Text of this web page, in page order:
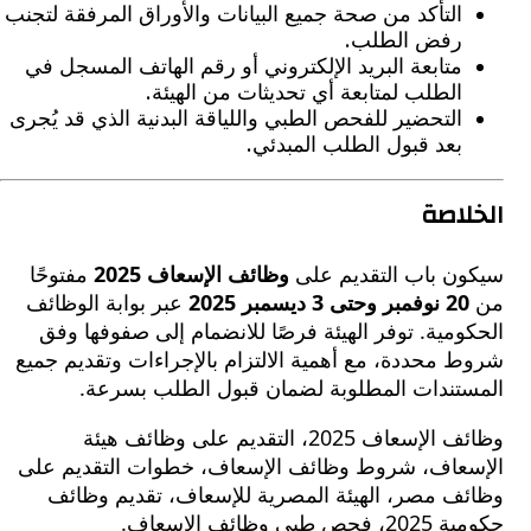
التأكد من صحة جميع البيانات والأوراق المرفقة لتجنب
رفض الطلب.
متابعة البريد الإلكتروني أو رقم الهاتف المسجل في
الطلب لمتابعة أي تحديثات من الهيئة.
التحضير للفحص الطبي واللياقة البدنية الذي قد يُجرى
بعد قبول الطلب المبدئي.
باب التقديم علىوظائف الإسعاف 2025
مفتوحًا
عبر بوابة الوظائف
توفر الهيئة فرصًا للانضمام إلى صفوفها وفق
محددة، مع أهمية الالتزام بالإجراءات وتقديم جميع
المطلوبة لضمان قبول الطلب بسرعة.
وظائف الإسعاف 2025، التقديم على وظائف هيئة
شروط وظائف الإسعاف، خطوات التقديم على
مصر، الهيئة المصرية للإسعاف، تقديم وظائف
الإسعاف.